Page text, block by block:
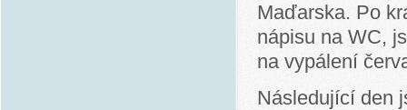
Maďarska. Po
nápisu na WC,
na vypálení
Následující den